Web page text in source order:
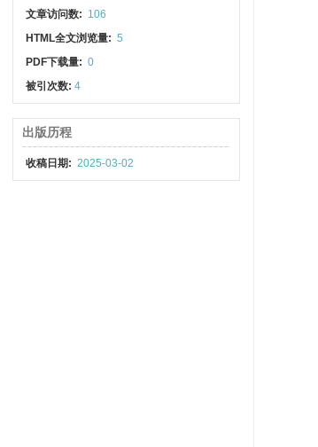
文章访问数: 106
HTML全文浏览量: 5
PDF下载量: 0
被引次数:4
出版历程
收稿日期: 2025-03-02